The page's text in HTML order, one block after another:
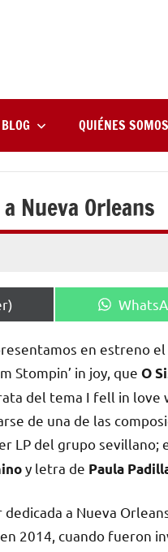
BLOG QUIÉNES SOMOS
Nueva Orleans
en
en estreno
Stompin’ in joy , que O
del tema I fell in love
de una de las
LP del grupo sevillano;
y letra de Paula
a Nueva
2014, cuando fueron